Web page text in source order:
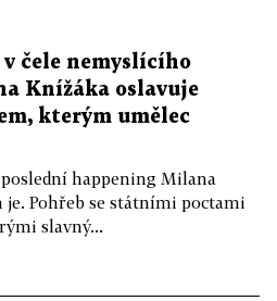
čele nemyslícího
Knížáka oslavuje
kterým umělec
happening Milana
je. Pohřeb se státními poctami
slavný...